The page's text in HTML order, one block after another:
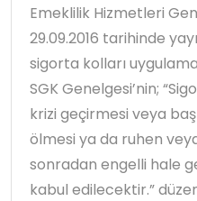
Emeklilik Hizmetleri
29.09.2016 tarihinde
sigorta kolları
SGK Genelgesi’nin;
krizi geçirmesi veya
ölmesi ya da ruhen
sonradan engelli hale
kabul edilecektir.”